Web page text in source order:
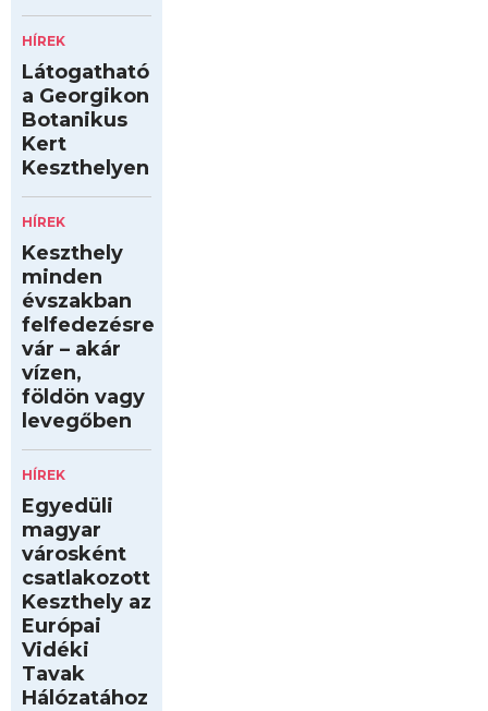
HÍREK
Látogatható
a Georgikon
Botanikus
Kert
Keszthelyen
HÍREK
Keszthely
minden
évszakban
felfedezésre
vár – akár
vízen,
földön vagy
levegőben
HÍREK
Egyedüli
magyar
városként
csatlakozott
Keszthely az
Európai
Vidéki
Tavak
Hálózatához